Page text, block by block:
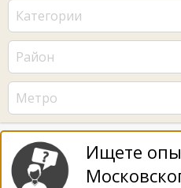
Категории
Район
Метро
Ищете